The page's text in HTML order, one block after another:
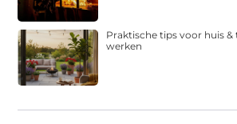
Praktische tips voor huis
werken